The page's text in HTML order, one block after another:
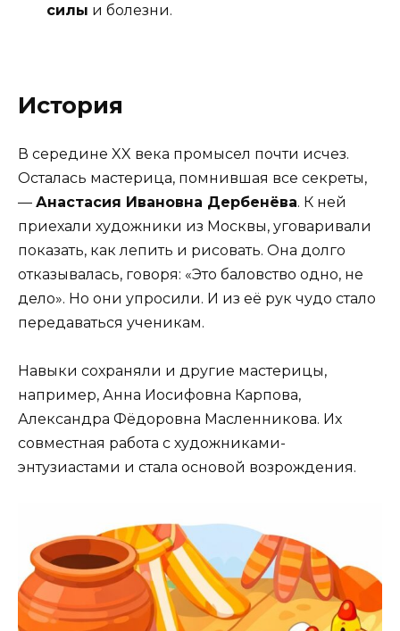
силы и болезни.
История
В середине XX века промысел почти исчез.
Осталась мастерица, помнившая все секреты,
— Анастасия Ивановна Дербенёва. К ней
приехали художники из Москвы, уговаривали
показать, как лепить и рисовать. Она долго
отказывалась, говоря: «Это баловство одно, не
дело». Но они упросили. И из её рук чудо стало
передаваться ученикам.
Навыки сохраняли и другие мастерицы,
например, Анна Иосифовна Карпова,
Александра Фёдоровна Масленникова. Их
совместная работа с художниками-
энтузиастами и стала основой возрождения.